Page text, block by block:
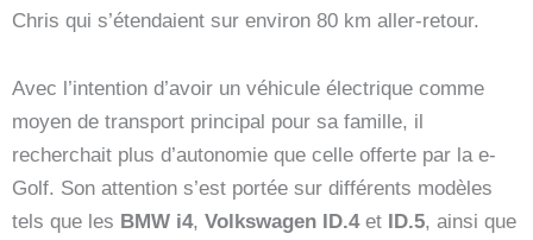
Chris qui s’étendaient sur environ 80 km aller-retour.
Avec l’intention d’avoir un véhicule électrique comme
moyen de transport principal pour sa famille, il
recherchait plus d’autonomie que celle offerte par la e-
Golf. Son attention s’est portée sur différents modèles
tels que les BMW i4, Volkswagen ID.4et ID.5, ainsi que